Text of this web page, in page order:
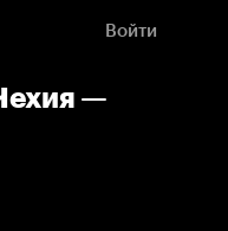
Войти
—